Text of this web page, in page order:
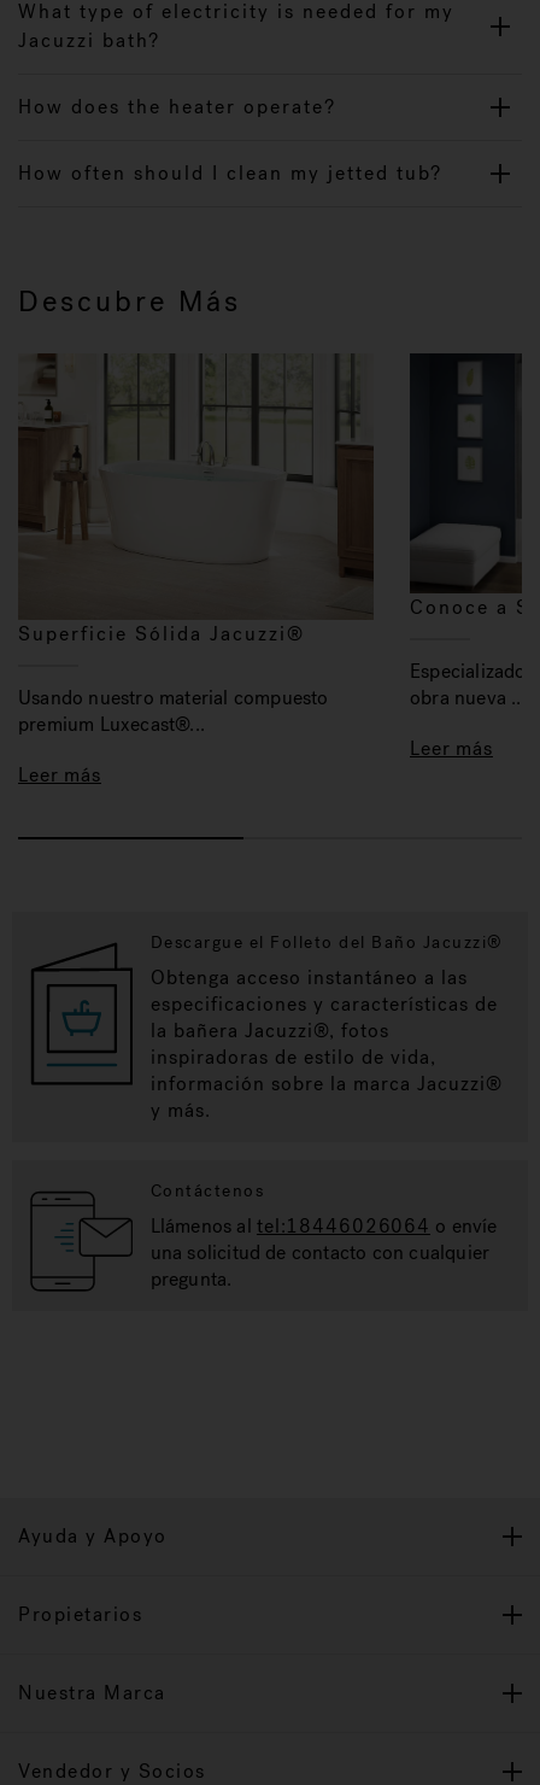
What type of electricity is needed for my
Jacuzzi bath?
How does the heater operate?
How often should I clean my jetted tub?
Descubre Más
Superficie Sólida Jacuzzi®
Usando nuestro material compuesto
premium Luxecast®...
Leer más
Conoce a
obra nueva ...
Leer más
Descargue el Folleto del Baño Jacuzzi®
Obtenga acceso instantáneo a las
especificaciones y características de
la bañera Jacuzzi®, fotos
inspiradoras de estilo de vida,
información sobre la marca Jacuzzi®
y más.
Contáctenos
Llámenos al tel:18446026064 o envíe
una solicitud de contacto con cualquier
pregunta.
Ayuda y Apoyo
Propietarios
Nuestra Marca
Vendedor y Socios